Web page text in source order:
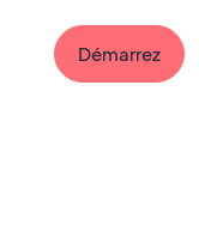
Démarrez